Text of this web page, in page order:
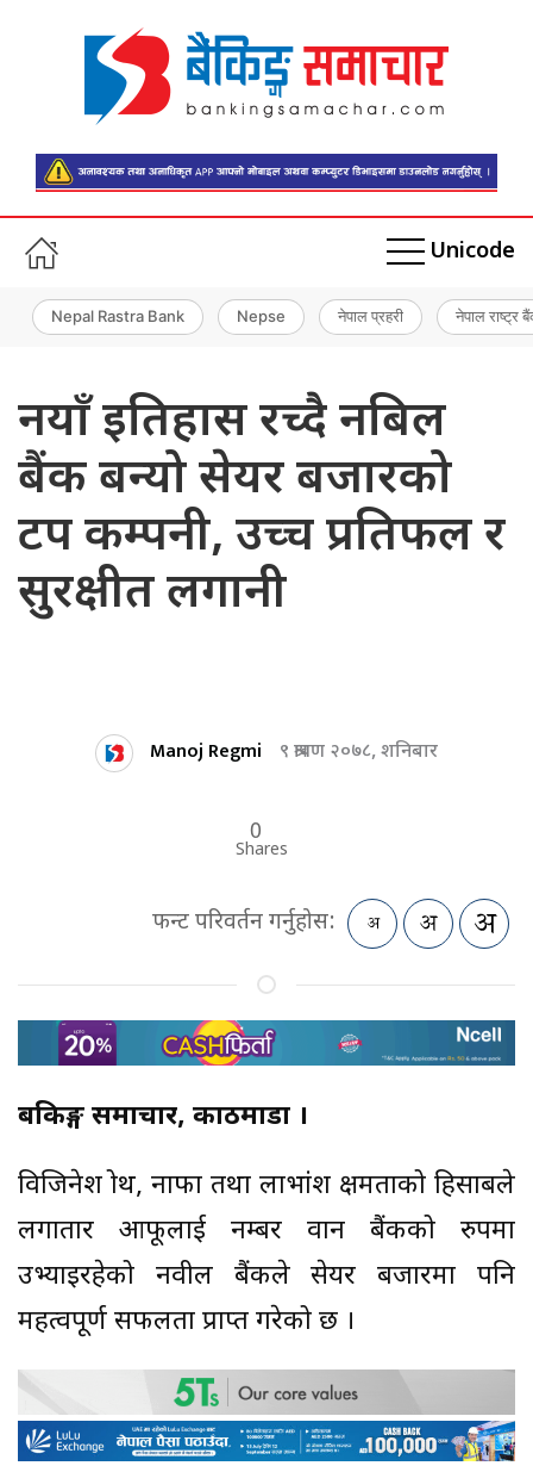
Unicode
Nepal Rastra Bank Nepse नेपाल प्रहरी नेपाल राष्ट्र
नयाँ इतिहास रच्दै नबिल
बैंक बन्यो सेयर बजारको
टप कम्पनी, उच्च प्रतिफल र
सुरक्षीत लगानी
Manoj Regmi ९ श्रावण २०७८, शनिबार
0
Shares
फन्ट परिवर्तन गर्नुहोस:
बैंकिङ्ग समाचार, काठमाडौं ।
विजिनेश ग्रोथ, नाफा तथा लाभांश क्षमताको हिसाबले
लगातार आफूलाई नम्बर वान बैंकको रुपमा
उभ्याइरहेको नवील बैंकले सेयर बजारमा पनि
महत्वपूर्ण सफलता प्राप्त गरेको छ ।